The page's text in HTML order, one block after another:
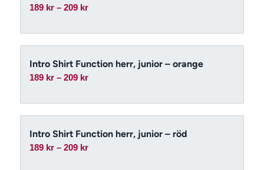
189 kr – 209 krPrisintervall:
till
209 kr
Intro Shirt Function herr, junior – orange
189 kr – 209 krPrisintervall:
till
209 kr
Intro Shirt Function herr, junior – röd
189 kr – 209 krPrisintervall: